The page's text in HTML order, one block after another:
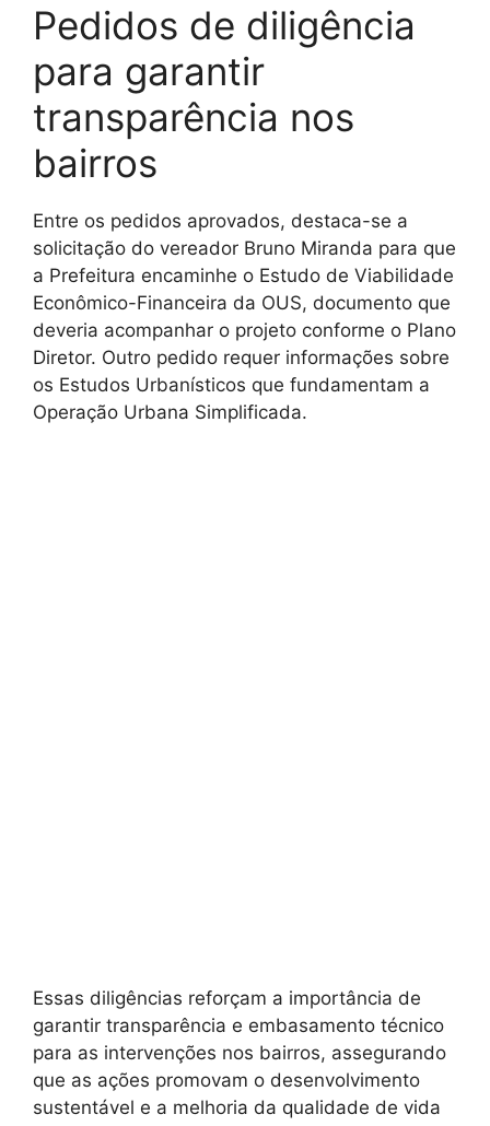
Pedidos de diligência
para garantir
transparência nos
bairros
Entre os pedidos aprovados, destaca-se a
solicitação do vereador Bruno Miranda para que
a Prefeitura encaminhe o Estudo de Viabilidade
Econômico-Financeira da OUS, documento que
deveria acompanhar o projeto conforme o Plano
Diretor. Outro pedido requer informações sobre
os Estudos Urbanísticos que fundamentam a
Operação Urbana Simplificada.
Essas diligências reforçam a importância de
garantir transparência e embasamento técnico
para as intervenções nos bairros, assegurando
que as ações promovam o desenvolvimento
sustentável e a melhoria da qualidade de vida